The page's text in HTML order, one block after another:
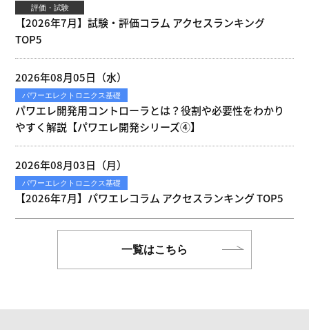
評価・試験
【2026年7月】試験・評価コラム アクセスランキング
TOP5
2026年08月05日（水）
パワーエレクトロニクス基礎
パワエレ開発用コントローラとは？役割や必要性をわかり
やすく解説【パワエレ開発シリーズ④】
2026年08月03日（月）
パワーエレクトロニクス基礎
【2026年7月】パワエレコラム アクセスランキング TOP5
一覧はこちら